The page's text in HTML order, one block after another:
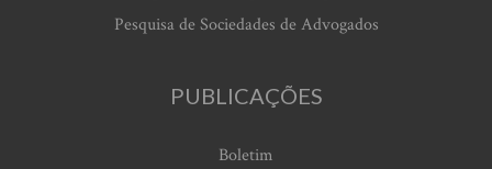
Pesquisa de Sociedades de Advogados
PUBLICAÇÕES
Boletim